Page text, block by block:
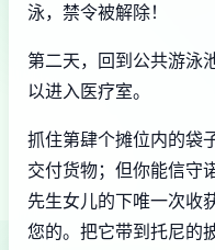
泳，禁令被解除！
第二天，回到公共游泳
以进入医疗室。
抓住第肆个摊位内的袋
交付货物；但你能信守
先生女儿的下唯一次收
您的。把它带到托尼的